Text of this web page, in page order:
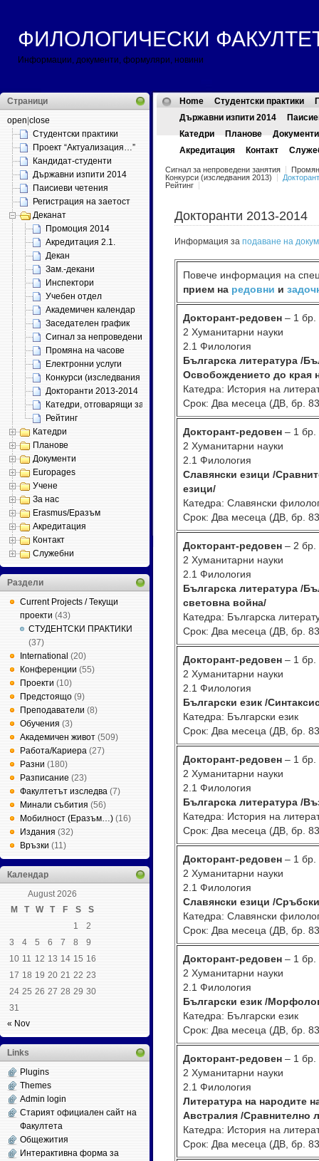
ФИЛОЛОГИЧЕСКИ ФАКУЛТЕТ
Информации, документи, формуляри, новини
Страници
open close
Студентски практики
Проект “Актуализация…”
Кандидат-студенти
Държавни изпити 2014
Паисиеви четения
Регистрация на заетост
Деканат
Промоция 2014
Акредитация 2.1.
Декан
Зам.-декани
Инспектори
Учебен отдел
Академичен календар
Заседателен график
Сигнал за непроведени занятия
Промяна на часове
Електронни услуги
Конкурси (изследвания 2013)
Докторанти 2013-2014
Катедри, отговарящи за специалности
Рейтинг
Катедри
Планове
Документи
Europages
Учене
За нас
Erasmus/Еразъм
Акредитация
Контакт
Служебни
Раздели
Current Projects / Текущи
проекти (43)
СТУДЕНТСКИ ПРАКТИКИ
(37)
International (20)
Конференции (55)
Проекти (10)
Предстоящо (9)
Преподаватели (8)
Обучения (3)
Академичен живот (509)
Работа/Кариера (27)
Разни (180)
Разписание (23)
Факултетът изследва (7)
Минали събития (56)
Мобилност (Еразъм…) (16)
Издания (32)
Връзки (11)
Календар
August 2026
M
T W T F S
S
1
2
3
4 5 6 7 8
9
10 11 12 13 14 15 16
17 18 19 20 21 22 23
24 25 26 27 28 29 30
31
« Nov
Links
Plugins
Themes
Admin login
Старият официален сайт на
Факултета
Общежития
Интерактивна форма за
Home Студентски практики
Държавни изпити 2014
Катедри
Планове
Документи
Акредитация
Контакт
Сигнал за непроведени занятия
Конкурси (изследвания 2013)
Рейтинг
Докторанти 2013-2014
Информация за подаване на
Повече информация на
прием на редовни и
Докторант-редовен – 1 бр.
2 Хуманитарни науки
2.1 Филология
Българска литература /
Освобождението до края
Катедра: История на
Срок: Два месеца (ДВ, бр.
Докторант-редовен – 1 бр.
2 Хуманитарни науки
2.1 Филология
Славянски езици /
езици/
Катедра: Славянски
Срок: Два месеца (ДВ, бр.
Докторант-редовен – 2 бр.
2 Хуманитарни науки
2.1 Филология
Българска литература /
световна война/
Катедра: Българска
Срок: Два месеца (ДВ, бр.
Докторант-редовен – 1 бр.
2 Хуманитарни науки
2.1 Филология
Български език /
Катедра: Български език
Срок: Два месеца (ДВ, бр.
Докторант-редовен – 1 бр.
2 Хуманитарни науки
2.1 Филология
Българска литература /
Катедра: История на
Срок: Два месеца (ДВ, бр.
Докторант-редовен – 1 бр.
2 Хуманитарни науки
2.1 Филология
Славянски езици /
Катедра: Славянски
Срок: Два месеца (ДВ, бр.
Докторант-редовен – 1 бр.
2 Хуманитарни науки
2.1 Филология
Български език /
Катедра: Български език
Срок: Два месеца (ДВ, бр.
Докторант-редовен – 1 бр.
2 Хуманитарни науки
2.1 Филология
Литература на народите
Австралия /Сравнително
Катедра: История на
Срок: Два месеца (ДВ, бр.